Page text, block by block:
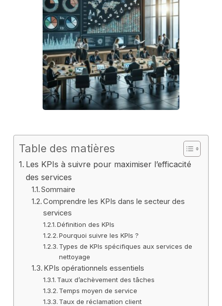
Table des matières
Les KPIs à suivre pour maximiser l’efficacité
des services
Sommaire
Comprendre les KPIs dans le secteur des
services
Définition des KPIs
Pourquoi suivre les KPIs ?
Types de KPIs spécifiques aux services de
nettoyage
KPIs opérationnels essentiels
Taux d’achèvement des tâches
Temps moyen de service
Taux de réclamation client